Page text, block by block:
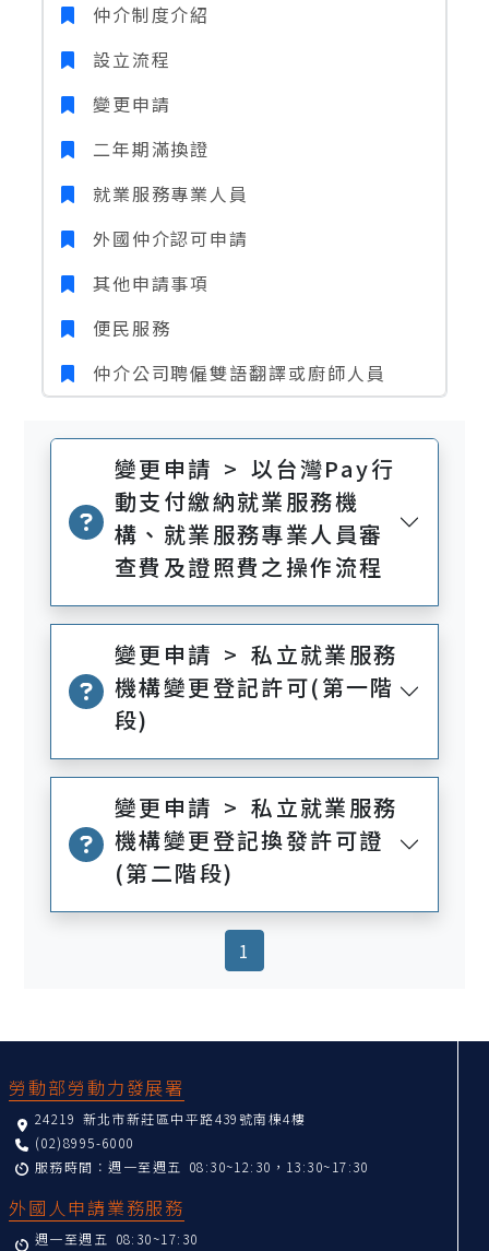
仲介制度介紹
設立流程
變更申請
二年期滿換證
就業服務專業人員
外國仲介認可申請
其他申請事項
便民服務
仲介公司聘僱雙語翻譯或廚師人員
變更申請 > 以台灣Pay行
動支付繳納就業服務機
構、就業服務專業人員審
查費及證照費之操作流程
變更申請 > 私立就業服務
機構變更登記許可(第一階
段)
變更申請 > 私立就業服務
機構變更登記換發許可證
(第二階段)
1
勞動部勞動力發展署
24219 新北市新莊區中平路439號南棟4樓
(02)8995-6000
服務時間：週一至週五 08:30~12:30，13:30~17:30
外國人申請業務服務
週一至週五 08:30~17:30